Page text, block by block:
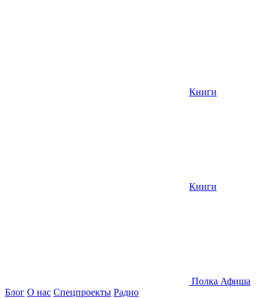
Книги
Книги
Полка Афиша
Блог О нас Спецпроекты Радио